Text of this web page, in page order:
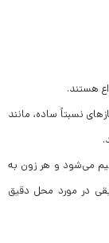
هستند.
نسبتاً ساده، مانند
می‌شود و هر زون به
در مورد محل دقیق